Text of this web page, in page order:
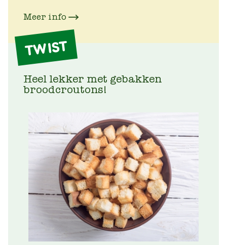
Meer info
TWIST
Heel lekker met gebakken
broodcroutons!